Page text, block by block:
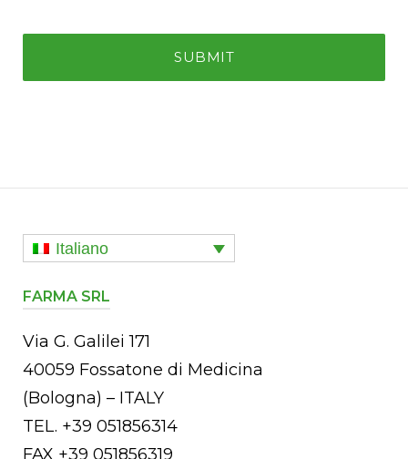
Italiano
FARMA SRL
Via G. Galilei 171
40059 Fossatone di Medicina
(Bologna) – ITALY
TEL. +39 051856314
FAX +39 051856319